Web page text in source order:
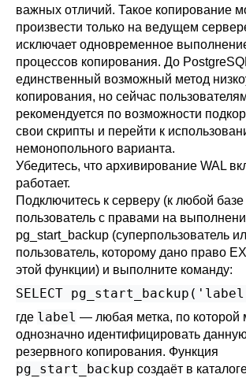
важных отличий. Такое копирование
произвести только на ведущем
исключает одновременное
процессов копирования. До
единственный возможный метод
копирования, но сейчас
рекомендуется по возможности
свои скрипты и перейти к
немонопольного варианта.
Убедитесь, что архивирование WAL
работает.
Подключитесь к серверу (к любой
пользователь с правами на
pg_start_backup (суперпользователь
пользователь, которому дано право
этой функции) и выполните команду:
SELECT
где label — любая метка, по которой
однозначно идентифицировать
резервного копирования. Функция
pg_start_backup создаёт в